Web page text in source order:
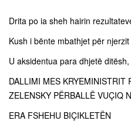
Drita po ia sheh hairin
Kush i bënte mbathjet për
U aksidentua para dhjetë
DALLIMI MES KRYEMINISTRIT
ZELENSKY PËRBALLË VUÇIQ
ERA FSHEHU BIÇIKLETËN